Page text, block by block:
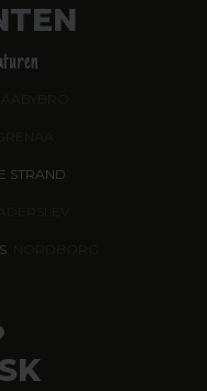
STRAND
, NORDBORG